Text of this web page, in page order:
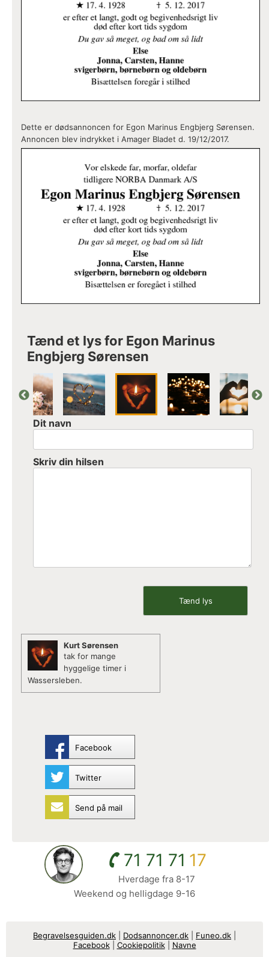
Facebook
Twitter
Send på mail
Dette er dødsannoncen for Egon Marinus Engbjerg Sørensen.
Annoncen blev indrykket i Amager Bladet d. 19/12/2017.
Tænd et lys for Egon Marinus
Engbjerg Sørensen
Dit navn
Skriv din hilsen
Kurt Sørensen
tak for mange
hyggelige timer i
Wassersleben.
71 71 71 17
Hverdage fra 8-17
Weekend og helligdage 9-16
Begravelsesguiden.dk Dodsannoncer.dk Funeo.dk
Facebook| Cookiepolitik| Navne